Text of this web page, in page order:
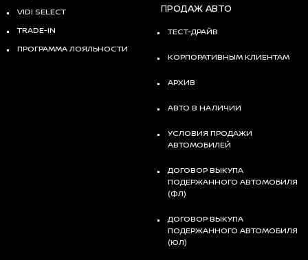
VIDI SELECT
TRADE-IN
ПРОГРАММА ЛОЯЛЬНОСТИ
ПРОДАЖ АВТО
ТЕСТ-ДРАЙВ
КОРПОРАТИВНЫМ КЛИЕНТАМ
АРХИВ
АВТО В НАЛИЧИИ
УСЛОВИЯ ПРОДАЖИ
АВТОМОБИЛЕЙ
ДОГОВОР ВЫКУПА
ПОДЕРЖАННОГО АВТОМОБИЛЯ
(ФЛ)
ДОГОВОР ВЫКУПА
ПОДЕРЖАННОГО АВТОМОБИЛЯ
(ЮЛ)